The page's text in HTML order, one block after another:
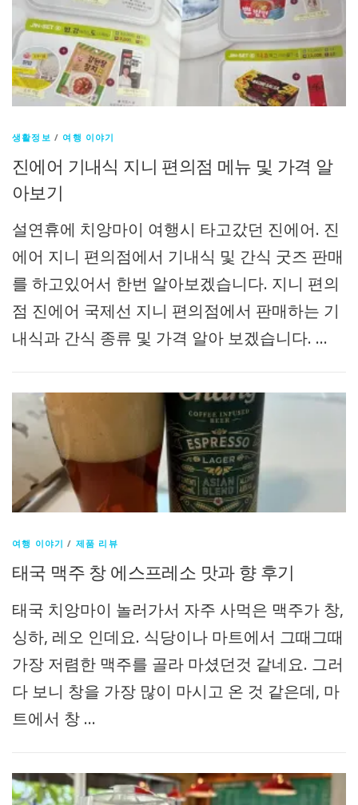
생활정보 / 여행 이야기
진에어 기내식 지니 편의점 메뉴 및 가격 알
아보기
설연휴에 치앙마이 여행시 타고갔던 진에어. 진
에어 지니 편의점에서 기내식 및 간식 굿즈 판매
를 하고있어서 한번 알아보겠습니다. 지니 편의
점 진에어 국제선 지니 편의점에서 판매하는 기
내식과 간식 종류 및 가격 알아 보겠습니다. …
여행 이야기 / 제품 리뷰
태국 맥주 창 에스프레소 맛과 향 후기
태국 치앙마이 놀러가서 자주 사먹은 맥주가 창,
싱하, 레오 인데요. 식당이나 마트에서 그때그때
가장 저렴한 맥주를 골라 마셨던것 같네요. 그러
다 보니 창을 가장 많이 마시고 온 것 같은데, 마
트에서 창 …